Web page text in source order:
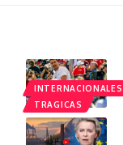
INTERNACIONALES
TRAGICAS